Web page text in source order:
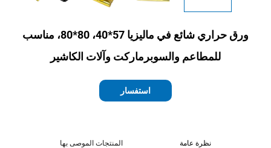
ورق حراري شائع في ماليزيا 57*40، 80*80، مناسب
للمطاعم والسوبرماركت وآلات الكاشير
استفسار
نظرة عامة المنتجات الموصى بها